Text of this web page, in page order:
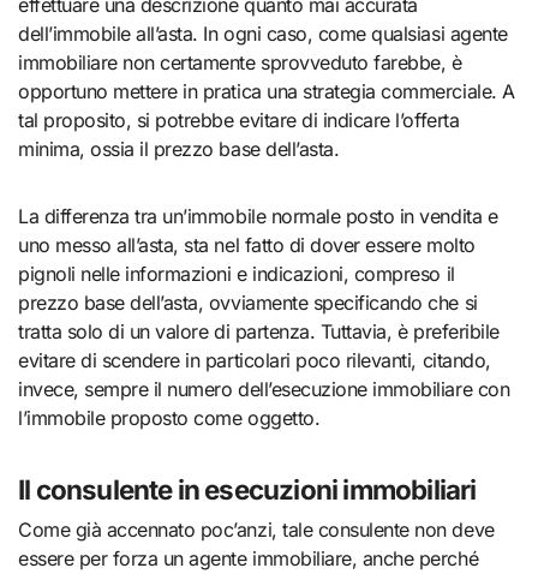
effettuare una descrizione quanto mai accurata
dell’immobile all’asta. In ogni caso, come qualsiasi agente
immobiliare non certamente sprovveduto farebbe, è
opportuno mettere in pratica una strategia commerciale. A
tal proposito, si potrebbe evitare di indicare l’offerta
minima, ossia il prezzo base dell’asta.
La differenza tra un’immobile normale posto in vendita e
uno messo all’asta, sta nel fatto di dover essere molto
pignoli nelle informazioni e indicazioni, compreso il
prezzo base dell’asta, ovviamente specificando che si
tratta solo di un valore di partenza. Tuttavia, è preferibile
evitare di scendere in particolari poco rilevanti, citando,
invece, sempre il numero dell’esecuzione immobiliare con
l’immobile proposto come oggetto.
Il consulente in esecuzioni immobiliari
Come già accennato poc’anzi, tale consulente non deve
essere per forza un agente immobiliare, anche perché